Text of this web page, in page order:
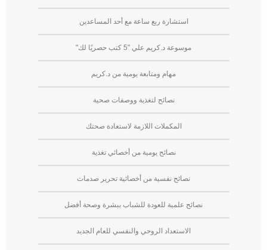
استشارة ربع ساعة مع أحد المساعدين
موسوعة د.كريم علي "5 كتب حصريًا لك"
مهام ومتابعة يومية من د.كريم
⁠⁠نصائح لتغذية ووصفات صحية
المكملات اللازمة لاستعادة صحتك
⁠⁠نصائح يومية من أخصائي تغذية
⁠⁠نصائح نفسية من أخصائية تحرير صدمات
نصائح علمية للعودة للشباب ببشرة وصحة أفضل
⁠⁠الاستعداد الروحي والنفسي للعام الجديد